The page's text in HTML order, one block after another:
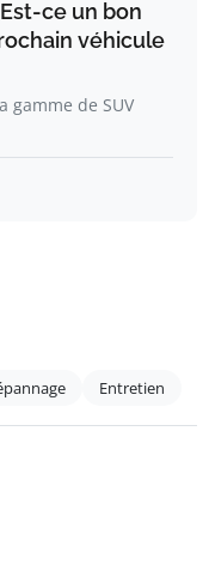
ce un bon
véhicule
gamme de SUV
Entretien